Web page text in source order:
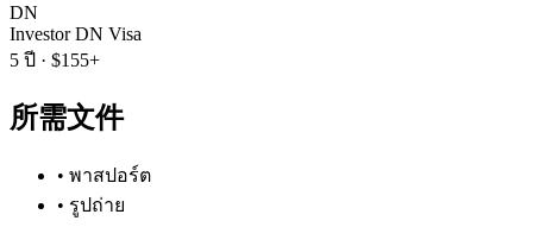
DN
Investor DN Visa
5 ปี · $155+
所需文件
• พาสปอร์ต
• รูปถ่าย